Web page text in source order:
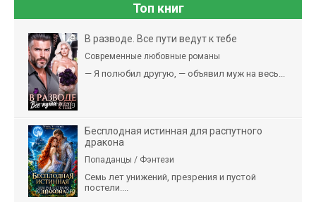
Топ книг
В разводе. Все пути ведут к тебе
Современные любовные романы
— Я полюбил другую, — объявил муж на весь...
Бесплодная истинная для распутного
дракона
Попаданцы / Фэнтези
Семь лет унижений, презрения и пустой
постели....